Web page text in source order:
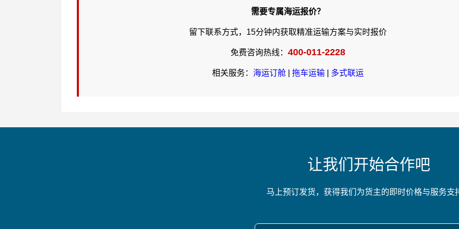
需要专属海运报价？
留下联系方式，15分钟内获取精准运输方案与实时报价
免费咨询热线： 400-011-2228
相关服务： 海运订舱 拖车运输 多式联运
让我们开始合作吧
马上预订发货，获得我们为货主的即时价格与服务支